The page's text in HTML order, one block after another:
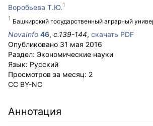
Воробьева Т.Ю.
Башкирский государственный аграрный
NovaInfo 46, с.139-144, скачать PDF
Опубликовано 31 мая 2016
Раздел: Экономические науки
Язык: Русский
Просмотров за месяц: 2
CC BY-NC
Аннотация